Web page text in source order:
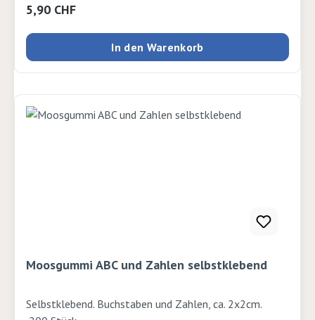
Regulärer Preis:
5,90 CHF
In den Warenkorb
Moosgummi ABC und Zahlen selbstklebend
Selbstklebend. Buchstaben und Zahlen, ca. 2x2cm.